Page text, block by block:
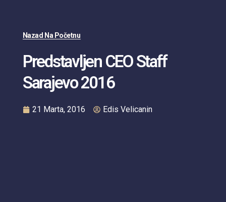
Nazad Na Početnu
Predstavljen CEO Staff
Sarajevo 2016
21 Marta, 2016 Edis Velicanin